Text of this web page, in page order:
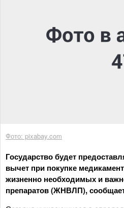
Фото: pixabay.com
Государство будет
вычет при покупке
жизненно необходимых и
препаратов (ЖНВЛП),